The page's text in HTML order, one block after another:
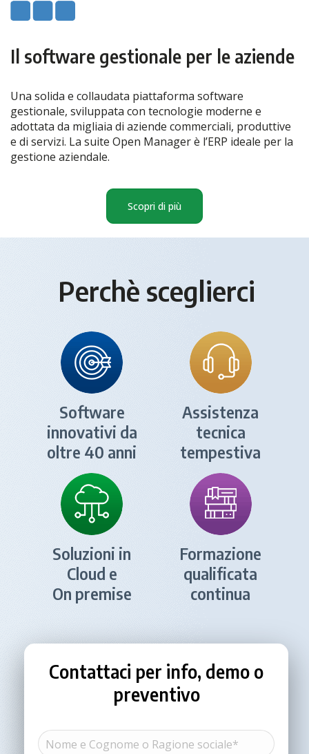
Il software gestionale per le aziende
Una solida e collaudata piattaforma software
gestionale, sviluppata con tecnologie moderne e
adottata da migliaia di aziende commerciali, produttive
e di servizi. La suite Open Manager è l’ERP ideale per la
gestione aziendale.
Scopri di più
Perchè sceglierci
Software
innovativi da
oltre 40 anni
Assistenza
tecnica
tempestiva
Soluzioni in
Cloud e
On premise
Formazione
qualificata
continua
Contattaci per info, demo o
preventivo
Nome
e